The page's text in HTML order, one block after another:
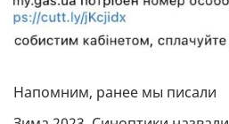
Напомним, ранее мы писали